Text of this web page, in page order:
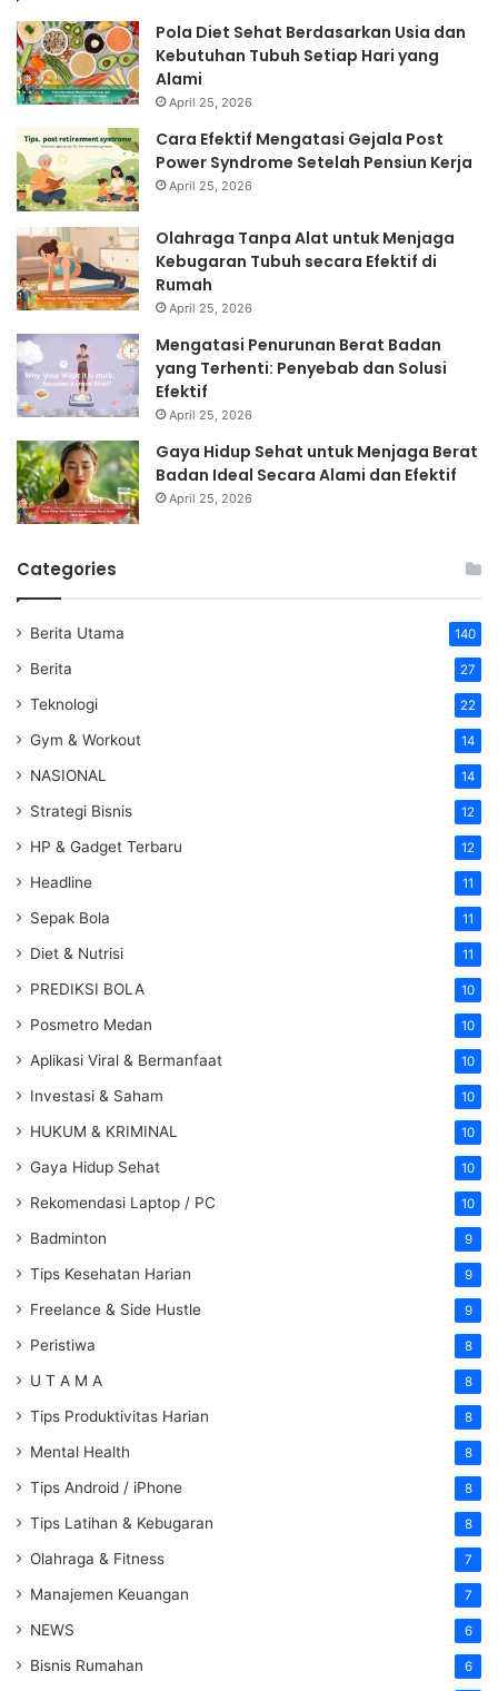
Pola Diet Sehat Berdasarkan Usia dan
Kebutuhan Tubuh Setiap Hari yang
Alami
April 25, 2026
Cara Efektif Mengatasi Gejala Post
Power Syndrome Setelah Pensiun Kerja
April 25, 2026
Olahraga Tanpa Alat untuk Menjaga
Kebugaran Tubuh secara Efektif di
Rumah
April 25, 2026
Mengatasi Penurunan Berat Badan
yang Terhenti: Penyebab dan Solusi
Efektif
April 25, 2026
Gaya Hidup Sehat untuk Menjaga Berat
Badan Ideal Secara Alami dan Efektif
April 25, 2026
Categories
Berita Utama 140
Berita 27
Teknologi 22
Gym & Workout 14
NASIONAL 14
Strategi Bisnis 12
HP & Gadget Terbaru 12
Headline 11
Sepak Bola 11
Diet & Nutrisi 11
PREDIKSI BOLA 10
Posmetro Medan 10
Aplikasi Viral & Bermanfaat 10
Investasi & Saham 10
HUKUM & KRIMINAL 10
Gaya Hidup Sehat 10
Rekomendasi Laptop / PC 10
Badminton 9
Tips Kesehatan Harian 9
Freelance & Side Hustle 9
Peristiwa 8
U T A M A 8
Tips Produktivitas Harian 8
Mental Health 8
Tips Android / iPhone 8
Tips Latihan & Kebugaran 8
Olahraga & Fitness 7
Manajemen Keuangan 7
NEWS 6
Bisnis Rumahan 6